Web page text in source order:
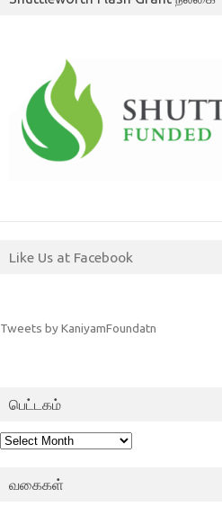
Like Us at Facebook
Tweets by KaniyamFoundatn
பெட்டகம்
பெட்டகம்
வகைகள்